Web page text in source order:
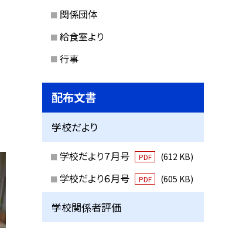
関係団体
給食室より
行事
配布文書
学校だより
学校だより７月号 PDF (612 KB)
学校だより６月号 PDF (605 KB)
学校関係者評価